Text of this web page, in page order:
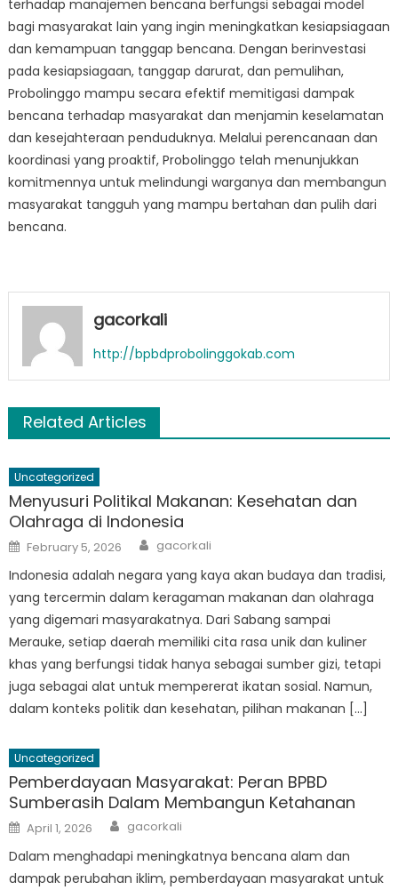
terhadap manajemen bencana berfungsi sebagai model
bagi masyarakat lain yang ingin meningkatkan kesiapsiagaan
dan kemampuan tanggap bencana. Dengan berinvestasi
pada kesiapsiagaan, tanggap darurat, dan pemulihan,
Probolinggo mampu secara efektif memitigasi dampak
bencana terhadap masyarakat dan menjamin keselamatan
dan kesejahteraan penduduknya. Melalui perencanaan dan
koordinasi yang proaktif, Probolinggo telah menunjukkan
komitmennya untuk melindungi warganya dan membangun
masyarakat tangguh yang mampu bertahan dan pulih dari
bencana.
gacorkali
http://bpbdprobolinggokab.com
Related Articles
Uncategorized
Menyusuri Politikal Makanan: Kesehatan dan
Olahraga di Indonesia
Posted
on
February 5, 2026 Author
gacorkali
Indonesia adalah negara yang kaya akan budaya dan tradisi,
yang tercermin dalam keragaman makanan dan olahraga
yang digemari masyarakatnya. Dari Sabang sampai
Merauke, setiap daerah memiliki cita rasa unik dan kuliner
khas yang berfungsi tidak hanya sebagai sumber gizi, tetapi
juga sebagai alat untuk mempererat ikatan sosial. Namun,
dalam konteks politik dan kesehatan, pilihan makanan […]
Uncategorized
Pemberdayaan Masyarakat: Peran BPBD
Sumberasih Dalam Membangun Ketahanan
Posted
on
April 1, 2026 Author
gacorkali
Dalam menghadapi meningkatnya bencana alam dan
dampak perubahan iklim, pemberdayaan masyarakat untuk